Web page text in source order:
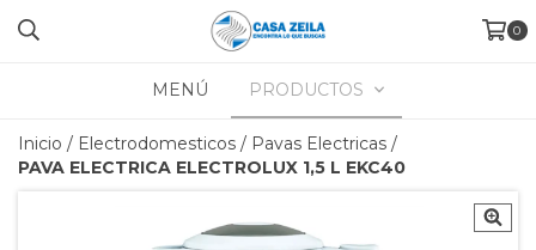
0
MENÚ PRODUCTOS
Inicio / Electrodomesticos / Pavas Electricas /
PAVA ELECTRICA ELECTROLUX 1,5 L EKC40